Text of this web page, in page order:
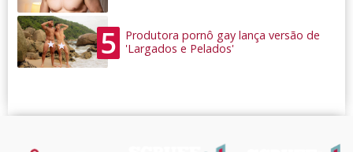
5
Produtora pornô gay lança versão de
'Largados e Pelados'